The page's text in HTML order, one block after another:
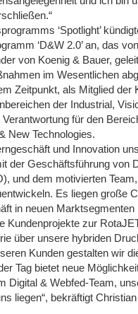
‘Spotlight’
‘D&W 2.0’ an, das
von Koenig & Bauer,
im Wesentlichen
Zeitpunkt, als Mitglied
der Industrial,
für den
New Technologies.
und Innovation
der Geschäftsführung von
und dem motivierten
Es liegen große
in neuen
Kundenprojekte zur
über unsere hybriden
Kunden gestalten wir
Tag bietet neue
Digital & Webfed-Team,
liegen“, bekräftigt